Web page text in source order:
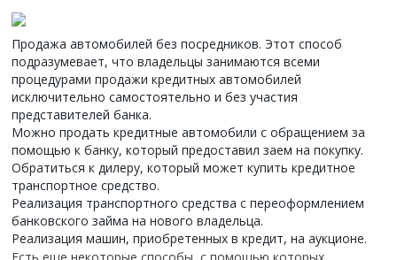
Продажа автомобилей без посредников. Этот способ
подразумевает, что владельцы занимаются всеми
процедурами продажи кредитных автомобилей
исключительно самостоятельно и без участия
представителей банка.
Можно продать кредитные автомобили c обращением за
помощью к банку, который предоставил заем на покупку.
Обратиться к дилеру, который может купить кредитное
транспортное средство.
Реализация транспортного средства с переоформлением
банковского займа на нового владельца.
Реализация машин, приобретенных в кредит, на аукционе.
Есть еще некоторые способы, с помощью которых